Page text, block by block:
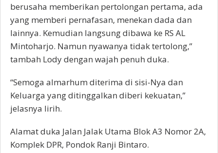
berusaha memberikan pertolongan pertama, ada
yang memberi pernafasan, menekan dada dan
lainnya. Kemudian langsung dibawa ke RS AL
Mintoharjo. Namun nyawanya tidak tertolong,”
tambah Lody dengan wajah penuh duka.
“Semoga almarhum diterima di sisi-Nya dan
Keluarga yang ditinggalkan diberi kekuatan,”
jelasnya lirih.
Alamat duka Jalan Jalak Utama Blok A3 Nomor 2A,
Komplek DPR, Pondok Ranji Bintaro.